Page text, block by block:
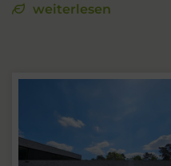
weiterlesen